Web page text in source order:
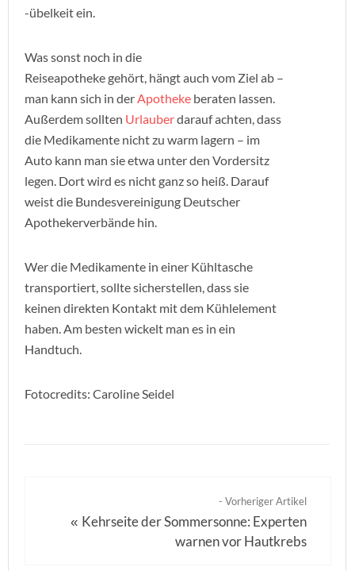
-übelkeit ein.
Was sonst noch in die
Reiseapotheke gehört, hängt auch vom Ziel ab –
man kann sich in derApotheke beraten lassen.
Außerdem sollten Urlauberdarauf achten, dass
die Medikamente nicht zu warm lagern – im
Auto kann man sie etwa unter den Vordersitz
legen. Dort wird es nicht ganz so heiß. Darauf
weist die Bundesvereinigung Deutscher
Apothekerverbände hin.
Wer die Medikamente in einer Kühltasche
transportiert, sollte sicherstellen, dass sie
keinen direkten Kontakt mit dem Kühlelement
haben. Am besten wickelt man es in ein
Handtuch.
Fotocredits: Caroline Seidel
- Vorheriger Artikel
« Kehrseite der Sommersonne: Experten
warnen vor Hautkrebs